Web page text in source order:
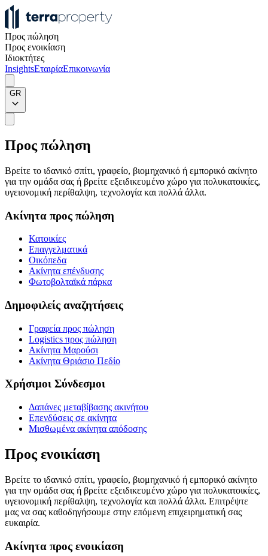
Προς πώληση
Προς ενοικίαση
Ιδιοκτήτες
InsightsΕταιρίαΕπικοινωνία
GR
Προς πώληση
Βρείτε το ιδανικό σπίτι, γραφείο, βιομηχανικό ή εμπορικό ακίνητο
για την ομάδα σας ή βρείτε εξειδικευμένο χώρο για πολυκατοικίες,
υγειονομική περίθαλψη, τεχνολογία και πολλά άλλα.
Ακίνητα προς πώληση
Κατοικίες
Επαγγελματικά
Οικόπεδα
Ακίνητα επένδυσης
Φωτοβολταϊκά πάρκα
Δημοφιλείς αναζητήσεις
Γραφεία προς πώληση
Logistics προς πώληση
Ακίνητα Μαρούσι
Ακίνητα Θριάσιο Πεδίο
Χρήσιμοι Σύνδεσμοι
Δαπάνες μεταβίβασης ακινήτου
Επενδύσεις σε ακίνητα
Μισθωμένα ακίνητα απόδοσης
Προς ενοικίαση
Βρείτε το ιδανικό σπίτι, γραφείο, βιομηχανικό ή εμπορικό ακίνητο
για την ομάδα σας ή βρείτε εξειδικευμένο χώρο για πολυκατοικίες,
υγειονομική περίθαλψη, τεχνολογία και πολλά άλλα. Επιτρέψτε
μας να σας καθοδηγήσουμε στην επόμενη επιχειρηματική σας
ευκαιρία.
Ακίνητα προς ενοικίαση